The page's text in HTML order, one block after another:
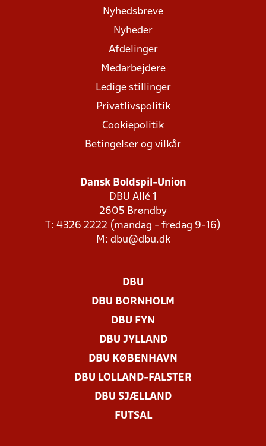
Nyhedsbreve
Nyheder
Afdelinger
Medarbejdere
Ledige stillinger
Privatlivspolitik
Cookiepolitik
Betingelser og vilkår
Dansk Boldspil-Union
DBU Allé 1
2605 Brøndby
T: 4326 2222 (mandag - fredag 9-16)
M: dbu@dbu.dk
DBU
DBU BORNHOLM
DBU FYN
DBU JYLLAND
DBU KØBENHAVN
DBU LOLLAND-FALSTER
DBU SJÆLLAND
FUTSAL